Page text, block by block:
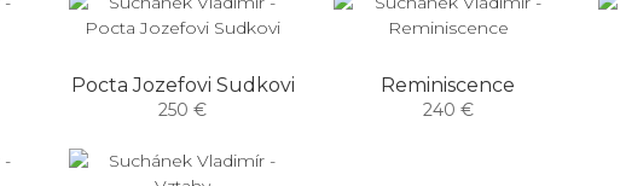
Pocta Jozefovi Sudkovi
250 €
Reminiscence
240 €